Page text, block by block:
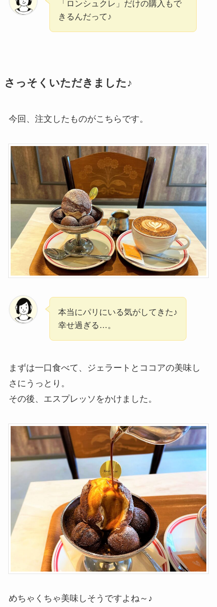
「ロンシュクレ」だけの購入もで
きるんだって♪
さっそくいただきました♪
今回、注文したものがこちらです。
本当にパリにいる気がしてきた♪
幸せ過ぎる…。
まずは一口食べて、ジェラートとココアの美味し
さにうっとり。
その後、エスプレッソをかけました。
めちゃくちゃ美味しそうですよね～♪